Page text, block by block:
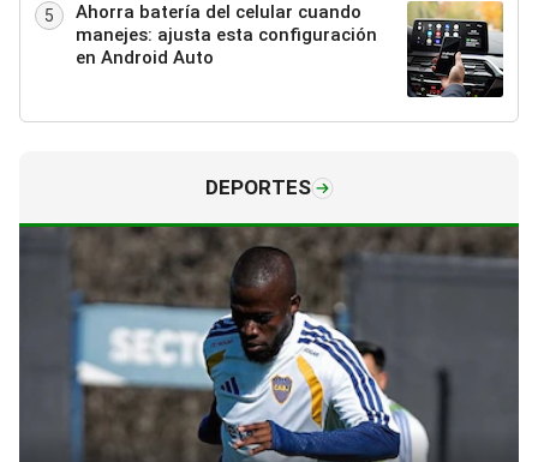
5
Ahorra batería del celular cuando
manejes: ajusta esta configuración
en Android Auto
DEPORTES